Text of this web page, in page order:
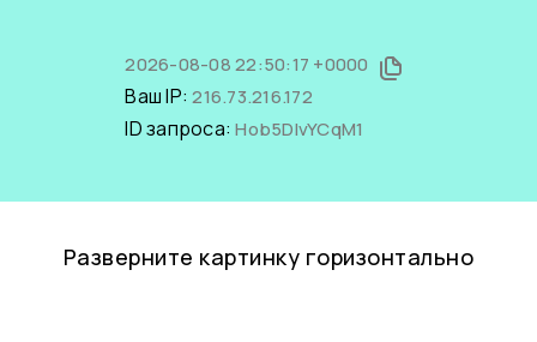
2026-08-08 22:50:17 +0000
Ваш IP:216.73.216.172
ID запроса:Hob5DIvYCqM1
Разверните картинку горизонтально